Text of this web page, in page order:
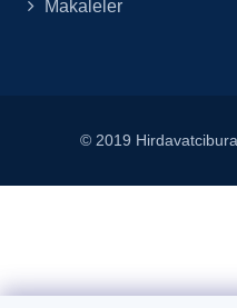
Makaleler
© 2019